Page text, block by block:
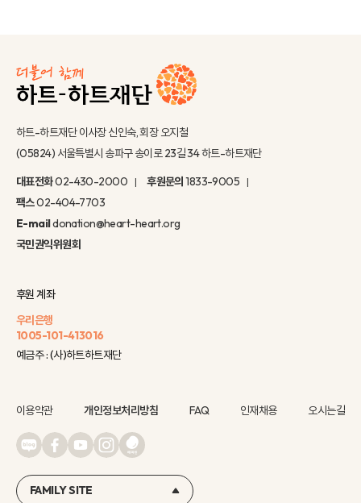
하트-하트재단 이사장 신인숙, 회장 오지철
(05824) 서울특별시 송파구 송이로 23길 34 하트-하트재단
대표전화02-430-2000 후원문의1833-9005
팩스02-404-7703
E-maildonation@heart-heart.org
국민권익위원회
후원 계좌
우리은행
1005-101-413016
예금주 : (사)하트하트재단
이용약관 개인정보처리방침 FAQ 인재채용 오시는길
FAMILY SITE